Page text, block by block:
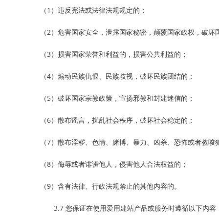
（1）违反宪法或法律法规规定的；
（2）危害国家安全，泄露国家秘密，颠覆国家政权，破坏
（3）损害国家荣誉和利益的，损害公共利益的；
（4）煽动民族仇恨、民族歧视，破坏民族团结的；
（5）破坏国家宗教政策，宣扬邪教和封建迷信的；
（6）散布谣言，扰乱社会秩序，破坏社会稳定的；
（7）散布淫秽、色情、赌博、暴力、凶杀、恐怖或者教唆
（8）侮辱或者诽谤他人，侵害他人合法权益的；
（9）含有法律、行政法规禁止的其他内容的。
3.7 您保证在使用爱用建站产品或服务时遵循以下内容